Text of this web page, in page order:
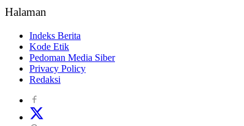
Halaman
Indeks Berita
Kode Etik
Pedoman Media Siber
Privacy Policy
Redaksi